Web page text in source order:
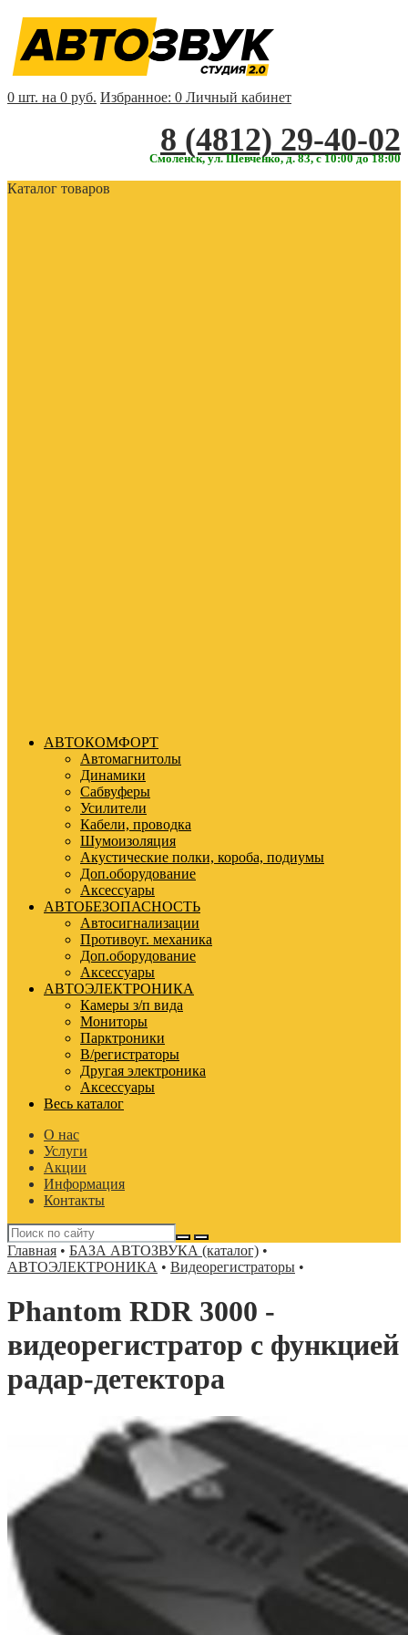
0 шт. на 0 руб. Избранное: 0 Личный кабинет
‎‎8 (4812) 29-40-02
Смоленск, ул. Шевченко, д. 83, с 10:00 до 18:00
Каталог товаров
АВТОКОМФОРТ
Автомагнитолы
Динамики
Сабвуферы
Усилители
Кабели, проводка
Шумоизоляция
Акустические полки, короба, подиумы
Доп.оборудование
Аксессуары
АВТОБЕЗОПАСНОСТЬ
Автосигнализации
Противоуг. механика
Доп.оборудование
Аксессуары
АВТОЭЛЕКТРОНИКА
Камеры з/п вида
Мониторы
Парктроники
В/регистраторы
Другая электроника
Аксессуары
Весь каталог
О нас
Услуги
Акции
Информация
Контакты
Главная • БАЗА АВТОЗВУКА (каталог) •
АВТОЭЛЕКТРОНИКА • Видеорегистраторы •
Phantom RDR 3000 -
видеорегистратор с функцией
радар-детектора